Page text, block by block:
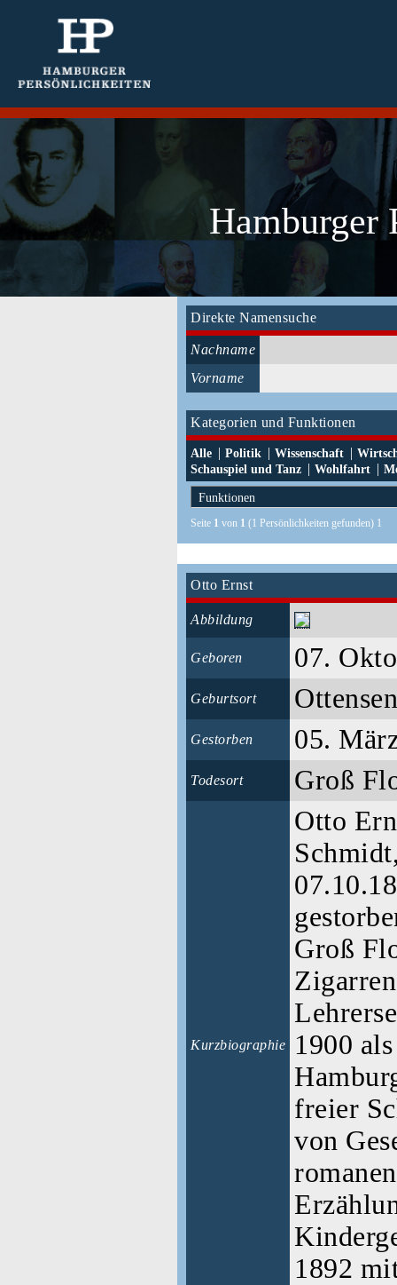
Hamburger
Direkte Namensuche
Nachname
Vorname
Kategorien und Funktionen
Alle | Politik | Wissenschaft |
Schauspiel und Tanz | Wohlfahrt |
Seite 1 von 1 (1 Persönlichkeiten gefunden) 1
Otto Ernst
Abbildung
Geboren 07.
Geburtsort
Gestorben 05.
Todesort Groß
Kurzbiographie
Otto
Groß
1900
freier
von
1892